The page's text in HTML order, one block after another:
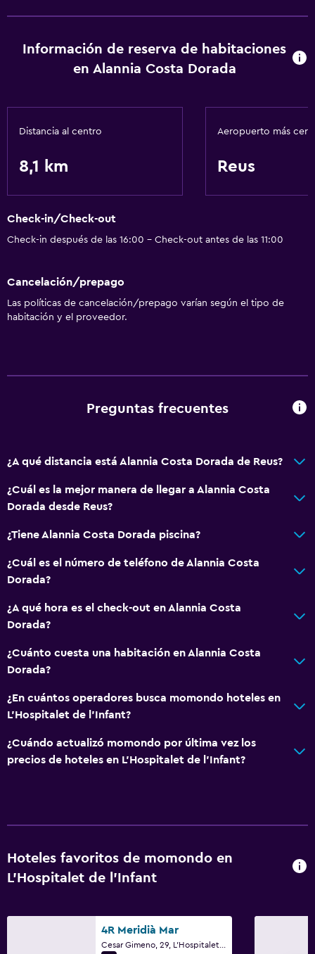
Información de reserva de habitaciones
en Alannia Costa Dorada
Distancia al centro
8,1 km
Aeropuerto más
Reus
Check-in/Check-out
Check-in después de las 16:00 - Check-out antes de las 11:00
Cancelación/prepago
Las políticas de cancelación/prepago varían según el tipo de
habitación y el proveedor.
Preguntas frecuentes
¿A qué distancia está Alannia Costa Dorada de Reus?
¿Cuál es la mejor manera de llegar a Alannia Costa
Dorada desde Reus?
¿Tiene Alannia Costa Dorada piscina?
¿Cuál es el número de teléfono de Alannia Costa
Dorada?
¿A qué hora es el check-out en Alannia Costa
Dorada?
¿Cuánto cuesta una habitación en Alannia Costa
Dorada?
¿En cuántos operadores busca momondo hoteles en
L'Hospitalet de l'Infant?
¿Cuándo actualizó momondo por última vez los
precios de hoteles en L'Hospitalet de l'Infant?
Hoteles favoritos de momondo en
L'Hospitalet de l'Infant
4R Meridià Mar